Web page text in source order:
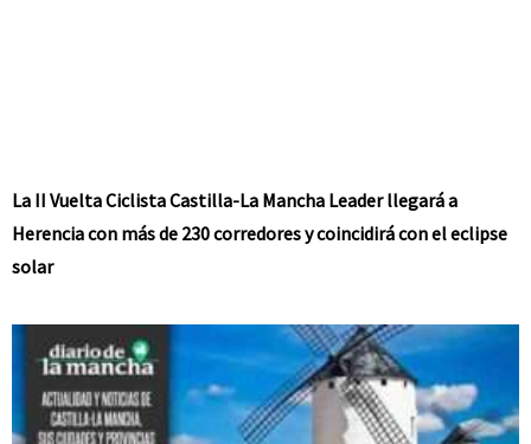
La II Vuelta Ciclista Castilla-La Mancha Leader llegará a
Herencia con más de 230 corredores y coincidirá con el eclipse
solar